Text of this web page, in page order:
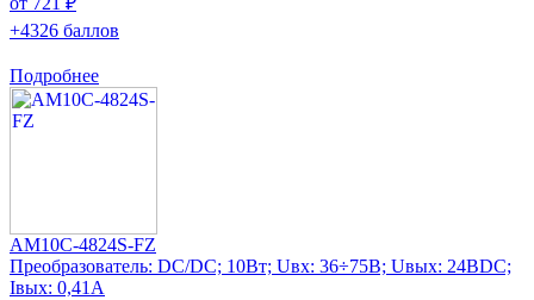
+4326 баллов
Подробнее
AM10C-4824S-FZ
Преобразователь: DC/DC; 10Вт; Uвх: 36÷75В; Uвых: 24ВDC;
Iвых: 0,41А